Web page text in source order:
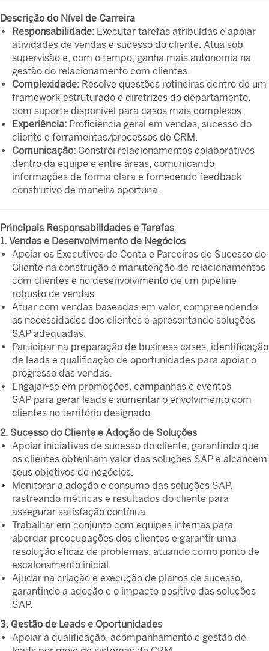
Descrição do Nível de Carreira
Responsabilidade: Executar tarefas atribuídas e apoiar
atividades de vendas e sucesso do cliente. Atua sob
supervisão e, com o tempo, ganha mais autonomia na
gestão do relacionamento com clientes.
Complexidade: Resolve questões rotineiras dentro de um
framework estruturado e diretrizes do departamento,
com suporte disponível para casos mais complexos.
Experiência: Proficiência geral em vendas, sucesso do
cliente e ferramentas/processos de CRM.
Comunicação: Constrói relacionamentos colaborativos
dentro da equipe e entre áreas, comunicando
informações de forma clara e fornecendo feedback
construtivo de maneira oportuna.
Principais Responsabilidades e Tarefas
1. Vendas e Desenvolvimento de Negócios
Apoiar os Executivos de Conta e Parceiros de Sucesso do
Cliente na construção e manutenção de relacionamentos
com clientes e no desenvolvimento de um pipeline
robusto de vendas.
Atuar com vendas baseadas em valor, compreendendo
as necessidades dos clientes e apresentando soluções
SAP adequadas.
Participar na preparação de business cases, identificação
de leads e qualificação de oportunidades para apoiar o
progresso das vendas.
Engajar-se em promoções, campanhas e eventos
SAP para gerar leads e aumentar o envolvimento com
clientes no território designado.
2. Sucesso do Cliente e Adoção de Soluções
Apoiar iniciativas de sucesso do cliente, garantindo que
os clientes obtenham valor das soluções SAP e alcancem
seus objetivos de negócios.
Monitorar a adoção e consumo das soluções SAP,
rastreando métricas e resultados do cliente para
assegurar satisfação contínua.
Trabalhar em conjunto com equipes internas para
abordar preocupações dos clientes e garantir uma
resolução eficaz de problemas, atuando como ponto de
escalonamento inicial.
Ajudar na criação e execução de planos de sucesso,
garantindo a adoção e o impacto positivo das soluções
SAP.
3. Gestão de Leads e Oportunidades
Apoiar a qualificação, acompanhamento e gestão de